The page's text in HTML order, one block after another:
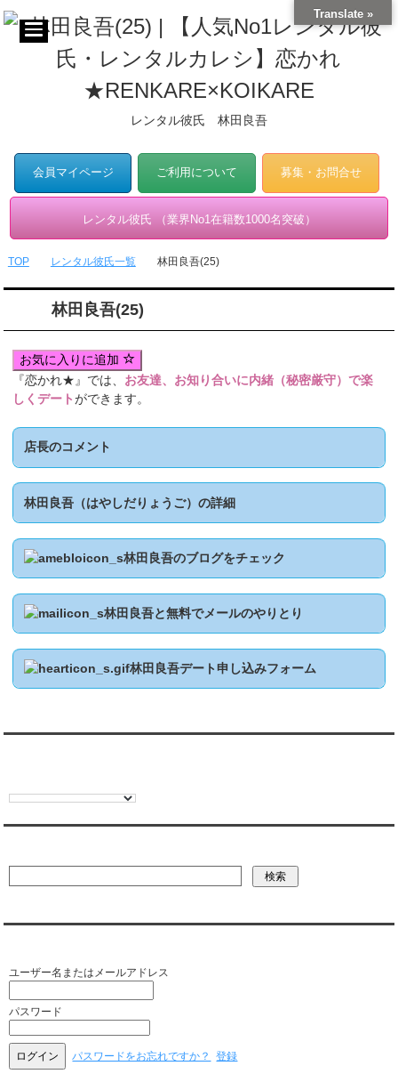
レンタル彼氏 林田良吾
会員マイページ ご利用について 募集・お問合せ
レンタル彼氏 （業界No1在籍数1000名突破）
TOP レンタル彼氏一覧 林田良吾(25)
林田良吾(25)
お気に入りに追加
『恋かれ★』では、 お友達、お知り合いに内緒（秘密厳守）で楽
しくデートができます。
店長のコメント
林田良吾（はやしだりょうご）の詳細
林田良吾のブログをチェック
林田良吾と無料でメールのやりとり
林田良吾デート申し込みフォーム
ユーザー名またはメールアドレス
パスワード
パスワードをお忘れですか？ 登録
Translate »